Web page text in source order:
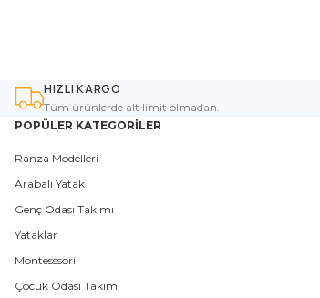
HIZLI KARGO
Tüm ürünlerde alt limit olmadan.
POPÜLER KATEGORİLER
Ranza Modelleri
Arabalı Yatak
Genç Odası Takımı
Yataklar
Montesssori
Çocuk Odası Takımı